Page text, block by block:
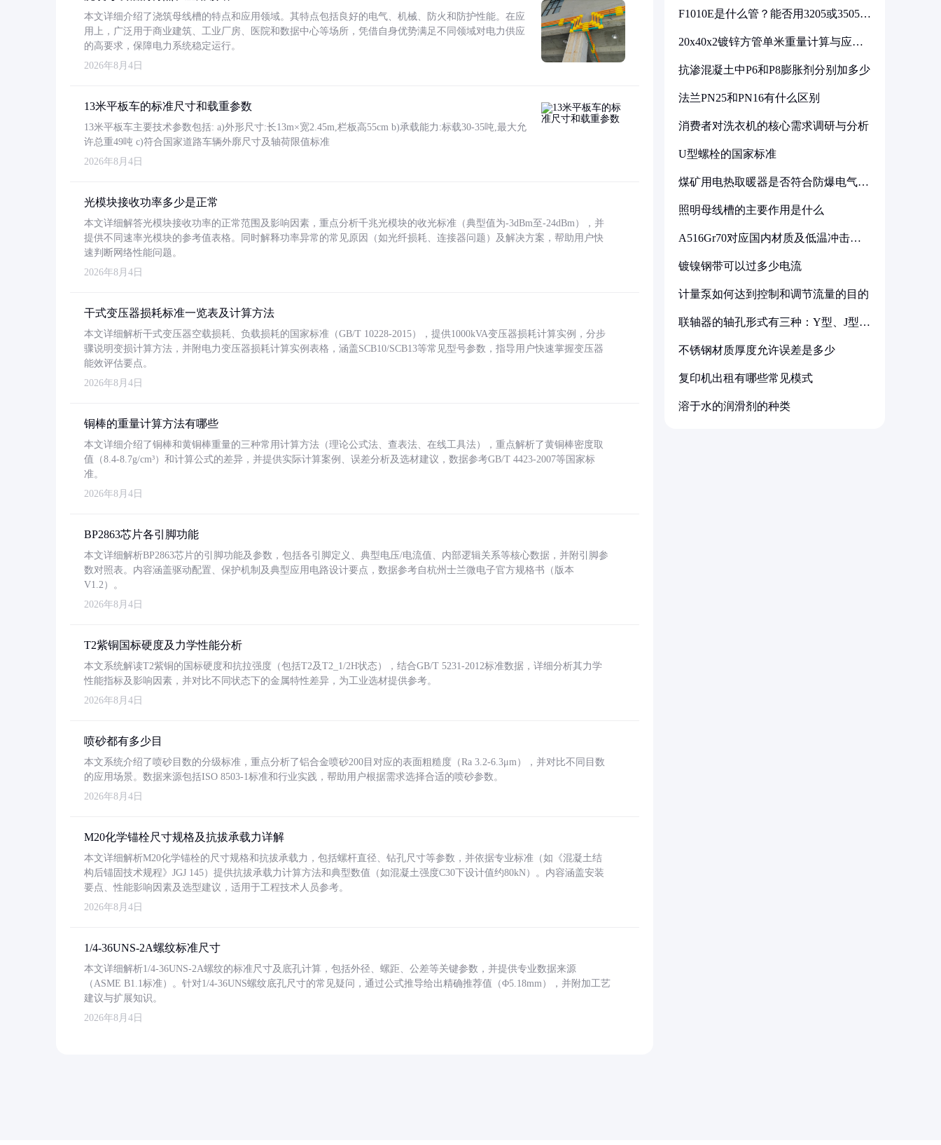
本文详细介绍了浇筑母线槽的特点和应用领域。其特点包括良好的电气、机械、防火和防护性能。在应
用上，广泛用于商业建筑、工业厂房、医院和数据中心等场所，凭借自身优势满足不同领域对电力供应
的高要求，保障电力系统稳定运行。
2026年8月4日
13米平板车的标准尺寸和载重参数
13米平板车主要技术参数包括: a)外形尺寸:长13m×宽2.45m,栏板高55cm b)承载能力:标载30-35吨,最大允
许总重49吨 c)符合国家道路车辆外廓尺寸及轴荷限值标准
2026年8月4日
光模块接收功率多少是正常
本文详细解答光模块接收功率的正常范围及影响因素，重点分析千兆光模块的收光标准（典型值为-3dBm至-24dBm），并
提供不同速率光模块的参考值表格。同时解释功率异常的常见原因（如光纤损耗、连接器问题）及解决方案，帮助用户快
速判断网络性能问题。
2026年8月4日
干式变压器损耗标准一览表及计算方法
本文详细解析干式变压器空载损耗、负载损耗的国家标准（GB/T 10228-2015），提供1000kVA变压器损耗计算实例，分步
骤说明变损计算方法，并附电力变压器损耗计算实例表格，涵盖SCB10/SCB13等常见型号参数，指导用户快速掌握变压器
能效评估要点。
2026年8月4日
铜棒的重量计算方法有哪些
本文详细介绍了铜棒和黄铜棒重量的三种常用计算方法（理论公式法、查表法、在线工具法），重点解析了黄铜棒密度取
值（8.4-8.7g/cm³）和计算公式的差异，并提供实际计算案例、误差分析及选材建议，数据参考GB/T 4423-2007等国家标
准。
2026年8月4日
BP2863芯片各引脚功能
本文详细解析BP2863芯片的引脚功能及参数，包括各引脚定义、典型电压/电流值、内部逻辑关系等核心数据，并附引脚参
数对照表。内容涵盖驱动配置、保护机制及典型应用电路设计要点，数据参考自杭州士兰微电子官方规格书（版本
V1.2）。
2026年8月4日
T2紫铜国标硬度及力学性能分析
本文系统解读T2紫铜的国标硬度和抗拉强度（包括T2及T2_1/2H状态），结合GB/T 5231-2012标准数据，详细分析其力学
性能指标及影响因素，并对比不同状态下的金属特性差异，为工业选材提供参考。
2026年8月4日
喷砂都有多少目
本文系统介绍了喷砂目数的分级标准，重点分析了铝合金喷砂200目对应的表面粗糙度（Ra 3.2-6.3μm），并对比不同目数
的应用场景。数据来源包括ISO 8503-1标准和行业实践，帮助用户根据需求选择合适的喷砂参数。
2026年8月4日
M20化学锚栓尺寸规格及抗拔承载力详解
本文详细解析M20化学锚栓的尺寸规格和抗拔承载力，包括螺杆直径、钻孔尺寸等参数，并依据专业标准（如《混凝土结
构后锚固技术规程》JGJ 145）提供抗拔承载力计算方法和典型数值（如混凝土强度C30下设计值约80kN）。内容涵盖安装
要点、性能影响因素及选型建议，适用于工程技术人员参考。
2026年8月4日
1/4-36UNS-2A螺纹标准尺寸
本文详细解析1/4-36UNS-2A螺纹的标准尺寸及底孔计算，包括外径、螺距、公差等关键参数，并提供专业数据来源
（ASME B1.1标准）。针对1/4-36UNS螺纹底孔尺寸的常见疑问，通过公式推导给出精确推荐值（Φ5.18mm），并附加工艺
建议与扩展知识。
2026年8月4日
F1010E是什么管？能否用3205或3505代
20x40x2镀锌方管单米重量计算与应用
抗渗混凝土中P6和P8膨胀剂分别加多少
法兰PN25和PN16有什么区别
消费者对洗衣机的核心需求调研与分析
U型螺栓的国家标准
煤矿用电热取暖器是否符合防爆电气设
照明母线槽的主要作用是什么
A516Gr70对应国内材质及低温冲击要
镀镍钢带可以过多少电流
计量泵如何达到控制和调节流量的目的
联轴器的轴孔形式有三种：Y型、J型、
不锈钢材质厚度允许误差是多少
复印机出租有哪些常见模式
溶于水的润滑剂的种类